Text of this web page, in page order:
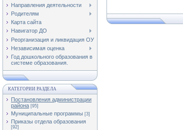
Направления деятельности
Родителям
Карта сайта
Навигатор ДО
Реорганизация и ликвидация ОУ
Независимая оценка
Год дошкольного образования в
системе образования.
КАТЕГОРИИ РАЗДЕЛА
Постановления администрации
района [95]
Муниципальные программы [3]
Приказы отдела образования
[92]